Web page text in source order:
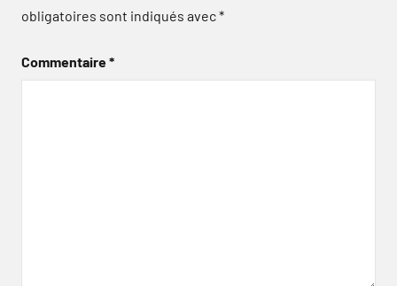
obligatoires sont indiqués avec*
Commentaire*